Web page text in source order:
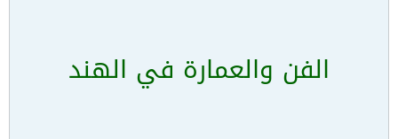
الفن والعمارة في الهند